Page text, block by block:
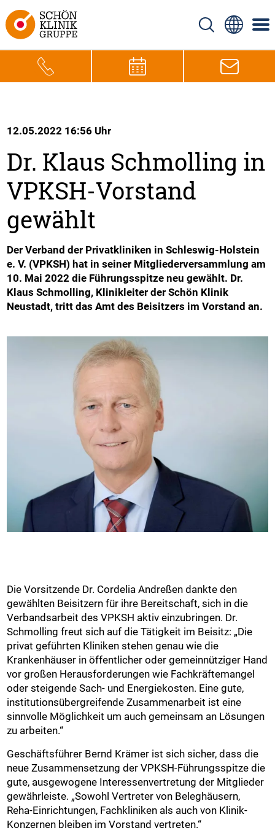
12.05.2022 16:56 Uhr
Dr. Klaus Schmolling in
VPKSH-Vorstand
gewählt
Der Verband der Privatkliniken in Schleswig-Holstein
e. V. (VPKSH) hat in seiner Mitgliederversammlung am
10. Mai 2022 die Führungsspitze neu gewählt. Dr.
Klaus Schmolling, Klinikleiter der Schön Klinik
Neustadt, tritt das Amt des Beisitzers im Vorstand an.
Die Vorsitzende Dr. Cordelia Andreßen dankte den
gewählten Beisitzern für ihre Bereitschaft, sich in die
Verbandsarbeit des VPKSH aktiv einzubringen. Dr.
Schmolling freut sich auf die Tätigkeit im Beisitz: „Die
privat geführten Kliniken stehen genau wie die
Krankenhäuser in öffentlicher oder gemeinnütziger Hand
vor großen Herausforderungen wie Fachkräftemangel
oder steigende Sach- und Energiekosten. Eine gute,
institutionsübergreifende Zusammenarbeit ist eine
sinnvolle Möglichkeit um auch gemeinsam an Lösungen
zu arbeiten.“
Geschäftsführer Bernd Krämer ist sich sicher, dass die
neue Zusammensetzung der VPKSH-Führungsspitze die
gute, ausgewogene Interessenvertretung der Mitglieder
gewährleiste. „Sowohl Vertreter von Beleghäusern,
Reha-Einrichtungen, Fachkliniken als auch von Klinik-
Konzernen bleiben im Vorstand vertreten.“